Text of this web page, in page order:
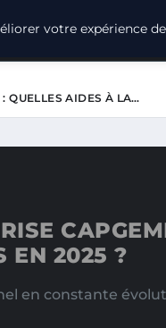
QUELLES AIDES À LA…
EN 2025 ?
en constante
votre expérience